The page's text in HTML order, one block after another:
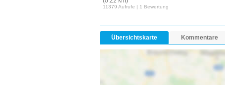
11379 Aufrufe | 1 Bewertung
Übersichtskarte Kommentare